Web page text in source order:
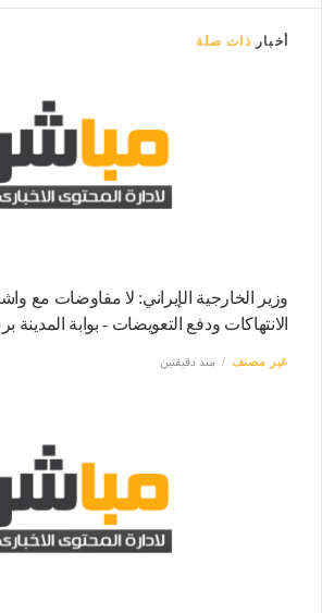
أخبار ذات صلة
وزیر الخارجية الإيراني: لا مفاوضات مع
الانتهاكات ودفع التعويضات - بوابة المدينة
غير مصنف منذ دقيقتين